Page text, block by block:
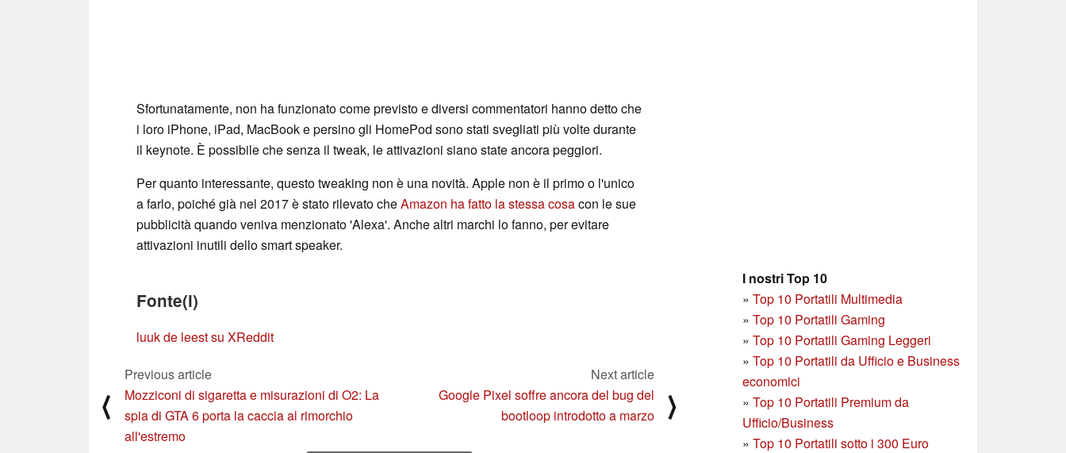
Sfortunatamente, non ha funzionato come previsto e diversi commentatori hanno detto che
i loro iPhone, iPad, MacBook e persino gli HomePod sono stati svegliati più volte durante
il keynote. È possibile che senza il tweak, le attivazioni siano state ancora peggiori.
Per quanto interessante, questo tweaking non è una novità. Apple non è il primo o l'unico
a farlo, poiché già nel 2017 è stato rilevato cheAmazon ha fatto la stessa cosacon le sue
pubblicità quando veniva menzionato 'Alexa'. Anche altri marchi lo fanno, per evitare
attivazioni inutili dello smart speaker.
I nostri Top 10
» Top 10 Portatili Multimedia
» Top 10 Portatili Gaming
» Top 10 Portatili Gaming Leggeri
» Top 10 Portatili da Ufficio e Business
economici
» Top 10 Portatili Premium da
Ufficio/Business
» Top 10 Portatili sotto i 300 Euro
Fonte(i)
luuk de leest su XReddit
⟨
Previous article
Mozziconi di sigaretta e misurazioni di O2: La
spia di GTA 6 porta la caccia al rimorchio
all'estremo
Next article
Google Pixel soffre ancora del bug del
bootloop introdotto a marzo
⟩